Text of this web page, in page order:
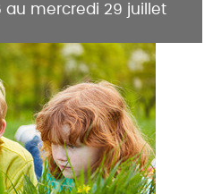
au mercredi 29 juillet